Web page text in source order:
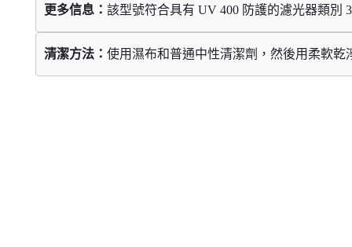
更多信息： 該型號符合具有 UV 400 防護的濾光器類別 3
清潔方法： 使用濕布和普通中性清潔劑，然後用柔軟乾